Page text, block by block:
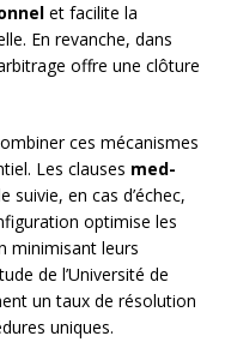
et facilite la
En revanche, dans
offre une clôture
ces mécanismes
Les clauses med-
en cas d’échec,
optimise les
minimisant leurs
de l’Université de
un taux de résolution
uniques.